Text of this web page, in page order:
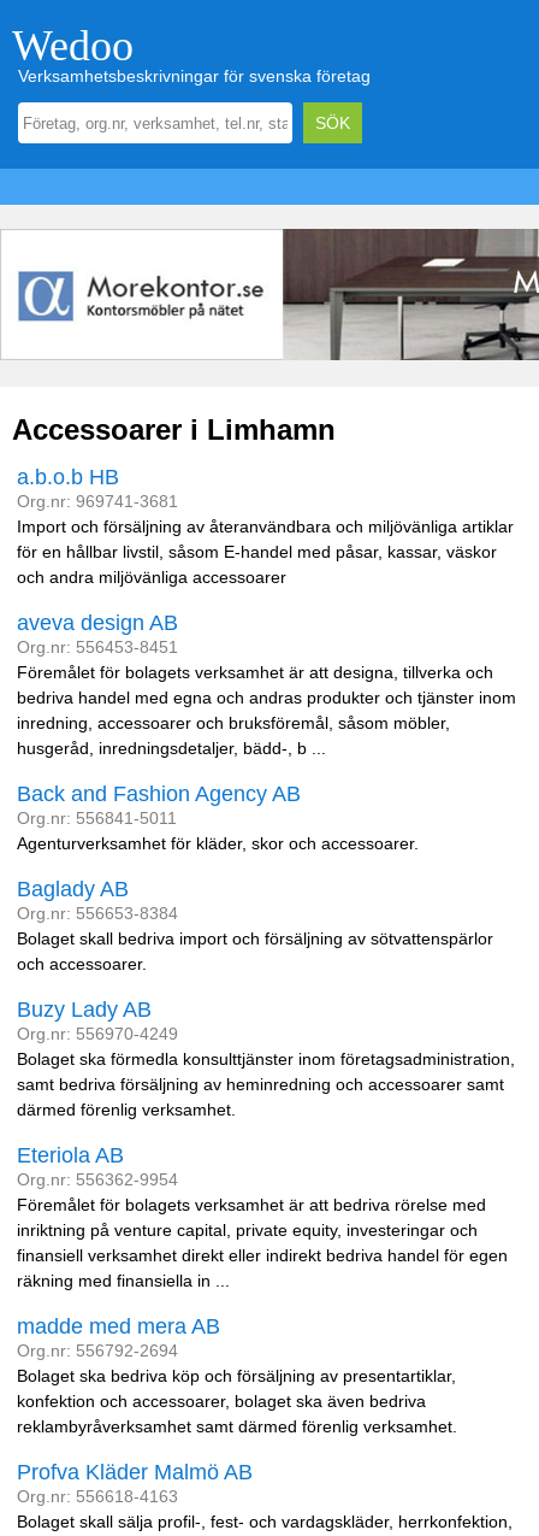
Wedoo
Verksamhetsbeskrivningar för svenska företag
Accessoarer i Limhamn
a.b.o.b HB
Org.nr: 969741-3681
Import och försäljning av återanvändbara och miljövänliga artiklar
för en hållbar livstil, såsom E-handel med påsar, kassar, väskor
och andra miljövänliga accessoarer
aveva design AB
Org.nr: 556453-8451
Föremålet för bolagets verksamhet är att designa, tillverka och
bedriva handel med egna och andras produkter och tjänster inom
inredning, accessoarer och bruksföremål, såsom möbler,
husgeråd, inredningsdetaljer, bädd-, b ...
Back and Fashion Agency AB
Org.nr: 556841-5011
Agenturverksamhet för kläder, skor och accessoarer.
Baglady AB
Org.nr: 556653-8384
Bolaget skall bedriva import och försäljning av sötvattenspärlor
och accessoarer.
Buzy Lady AB
Org.nr: 556970-4249
Bolaget ska förmedla konsulttjänster inom företagsadministration,
samt bedriva försäljning av heminredning och accessoarer samt
därmed förenlig verksamhet.
Eteriola AB
Org.nr: 556362-9954
Föremålet för bolagets verksamhet är att bedriva rörelse med
inriktning på venture capital, private equity, investeringar och
finansiell verksamhet direkt eller indirekt bedriva handel för egen
räkning med finansiella in ...
madde med mera AB
Org.nr: 556792-2694
Bolaget ska bedriva köp och försäljning av presentartiklar,
konfektion och accessoarer, bolaget ska även bedriva
reklambyråverksamhet samt därmed förenlig verksamhet.
Profva Kläder Malmö AB
Org.nr: 556618-4163
Bolaget skall sälja profil-, fest- och vardagskläder, herrkonfektion,